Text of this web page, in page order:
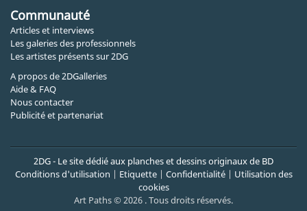
Communauté
Articles et interviews
Les galeries des professionnels
Les artistes présents sur 2DG
A propos de 2DGalleries
Aide & FAQ
Nous contacter
Publicité et partenariat
2DG - Le site dédié aux planches et dessins originaux de BD
Conditions d'utilisation | Etiquette| Confidentialité| Utilisation des
cookies
Art Paths © 2026 . Tous droits réservés.